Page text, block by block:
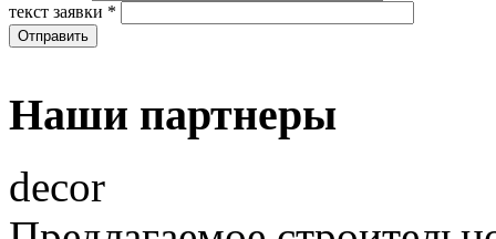
текст заявки *
Наши партнеры
decor